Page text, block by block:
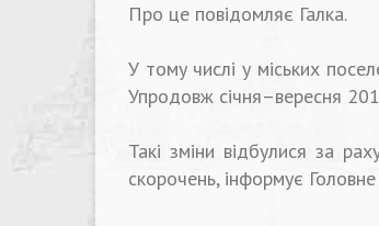
Про це повідомляє Галка.
У тому числі у міських
Упродовж січня–вересня
Такі зміни відбулися за
скорочень, інформує Головне